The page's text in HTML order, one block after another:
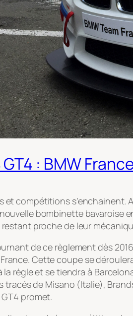
: BMW
et compétitions s’enchainent.
bombinette bavaroise
proche de leur
de ce règlement dès
Cette coupe se
la règle et se tiendra à
tracés de Misano (Italie),
promet.